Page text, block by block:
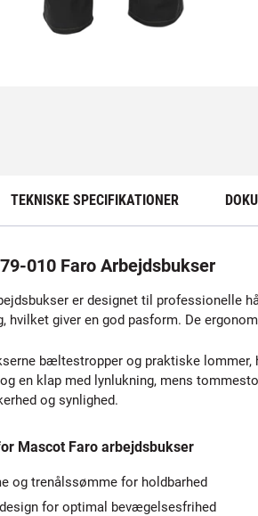
TEKNISKE SPECIFIKATIONER
010 Faro Arbejdsbukser
er designet til professionelle
hvilket giver en god pasform. De
bæltestropper og praktiske
en klap med lynlukning, mens
og synlighed.
Mascot Faro arbejdsbukser
og trenålssømme for holdbarhed
for optimal bevægelsesfrihed